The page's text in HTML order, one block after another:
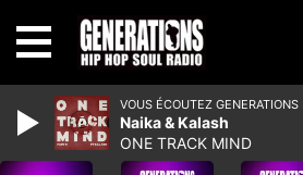
VOUS ÉCOUTEZ GENERATIONS
Naika & Kalash
ONE TRACK MIND